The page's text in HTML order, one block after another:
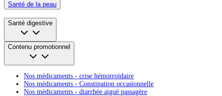
Santé de la peau
Santé digestive
Contenu promotionnel
Nos médicaments - crise hémorroïdaire
Nos médicaments - Constipation occasionnelle
Nos médicaments - diarrhée aiguë passagère